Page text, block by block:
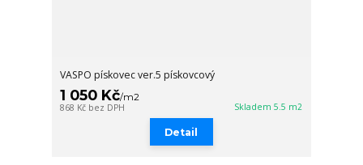
VASPO pískovec ver.5 pískovcový
1 050 Kč/m2
868 Kč bez DPH Skladem 5.5 m2
Detail